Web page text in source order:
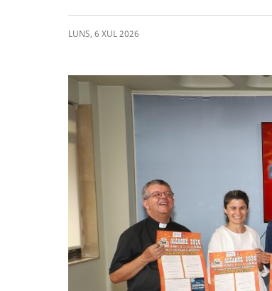
LUNS, 6 XUL2026